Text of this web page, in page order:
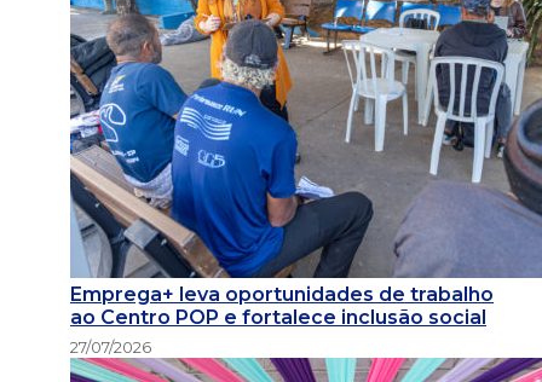
Emprega+ leva oportunidades de trabalho
ao Centro POP e fortalece inclusão social
27/07/2026